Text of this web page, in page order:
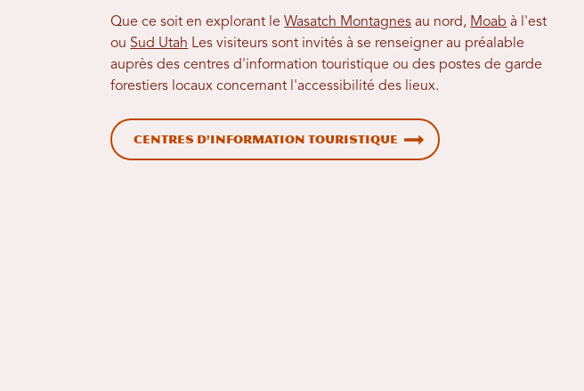
Que ce soit en explorant leWasatch Montagnes au nord, Moab à l'est
ou Sud Utah Les visiteurs sont invités à se renseigner au préalable
auprès des centres d'information touristique ou des postes de garde
forestiers locaux concernant l'accessibilité des lieux.
Centres d'information touristique